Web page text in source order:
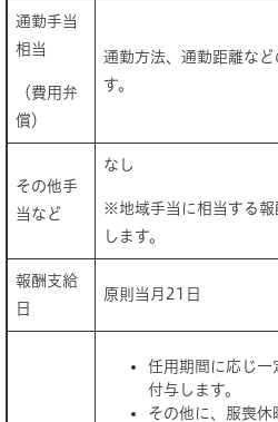
通勤手当
相当
（費用弁
償）
通勤方法、通勤距離な
す。
その他手
当など
なし
※地域手当に相当する
します。
報酬支給
日
原則当月21日
任用期間に応じ一
付与します。
その他に、服喪休